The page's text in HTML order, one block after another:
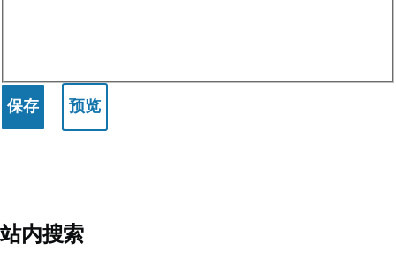
站内搜索